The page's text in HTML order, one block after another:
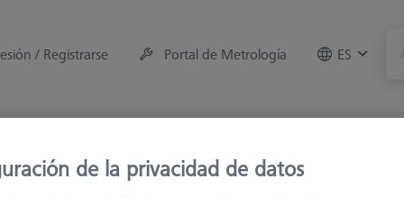
/ Registrarse Portal de Metrología ES
máquina
de la privacidad de datos